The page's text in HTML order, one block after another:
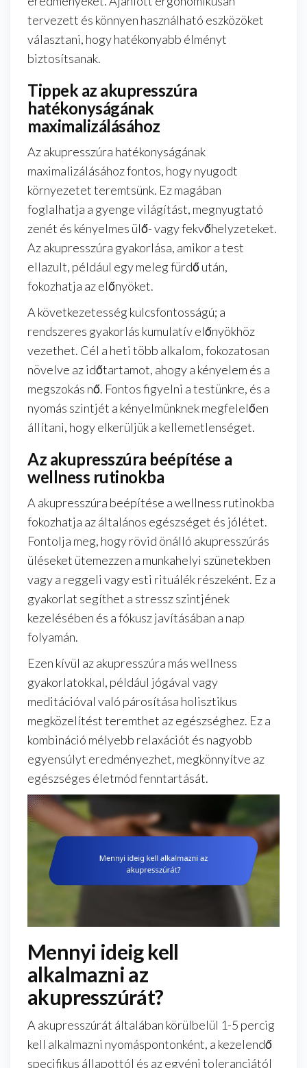
tervezett és könnyen használható eszközöket
választani, hogy hatékonyabb élményt
biztosítsanak.
Tippek az akupresszúra
hatékonyságának
maximalizálásához
Az akupresszúra hatékonyságának
maximalizálásához fontos, hogy nyugodt
környezetet teremtsünk. Ez magában
foglalhatja a gyenge világítást, megnyugtató
zenét és kényelmes ülő- vagy fekvőhelyzeteket.
Az akupresszúra gyakorlása, amikor a test
ellazult, például egy meleg fürdő után,
fokozhatja az előnyöket.
A következetesség kulcsfontosságú; a
rendszeres gyakorlás kumulatív előnyökhöz
vezethet. Cél a heti több alkalom, fokozatosan
növelve az időtartamot, ahogy a kényelem és a
megszokás nő. Fontos figyelni a testünkre, és a
nyomás szintjét a kényelmünknek megfelelően
állítani, hogy elkerüljük a kellemetlenséget.
Az akupresszúra beépítése a
wellness rutinokba
A akupresszúra beépítése a wellness rutinokba
fokozhatja az általános egészséget és jólétet.
Fontolja meg, hogy rövid önálló akupresszúrás
üléseket ütemezzen a munkahelyi szünetekben
vagy a reggeli vagy esti rituálék részeként. Ez a
gyakorlat segíthet a stressz szintjének
kezelésében és a fókusz javításában a nap
folyamán.
Ezen kívül az akupresszúra más wellness
gyakorlatokkal, például jógával vagy
meditációval való párosítása holisztikus
megközelítést teremthet az egészséghez. Ez a
kombináció mélyebb relaxációt és nagyobb
egyensúlyt eredményezhet, megkönnyítve az
egészséges életmód fenntartását.
Mennyi ideig kell
alkalmazni az
akupresszúrát?
A akupresszúrát általában körülbelül 1-5 percig
kell alkalmazni nyomáspontonként, a kezelendő
specifikus állapottól és az egyéni toleranciától